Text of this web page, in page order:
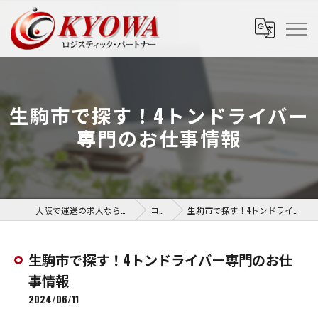
生駒市で探す！4トンドライバー
専門のお仕事情報
コラム 生駒市で探す！4トンドライバー専門のお仕事情報
生駒市で探す！4トンドライバー専門のお仕
事情報
2024/06/11